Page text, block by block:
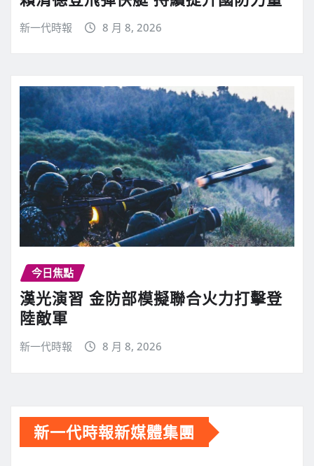
新一代時報 8 月 8, 2026
今日焦點
漢光演習 金防部模擬聯合火力打擊登
陸敵軍
新一代時報 8 月 8, 2026
新一代時報新媒體集團